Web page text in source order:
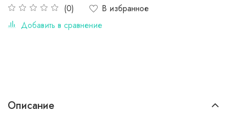
(0)
В избранное
Добавить в сравнение
Описание